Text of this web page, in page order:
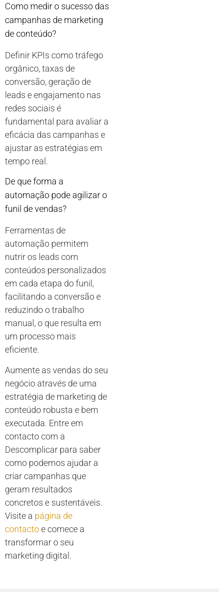
Como medir o sucesso das
campanhas de marketing
de conteúdo?
Definir KPIs como tráfego
orgânico, taxas de
conversão, geração de
leads e engajamento nas
redes sociais é
fundamental para avaliar a
eficácia das campanhas e
ajustar as estratégias em
tempo real.
De que forma a
automação pode agilizar o
funil de vendas?
Ferramentas de
automação permitem
nutrir os leads com
conteúdos personalizados
em cada etapa do funil,
facilitando a conversão e
reduzindo o trabalho
manual, o que resulta em
um processo mais
eficiente.
Aumente as vendas do seu
negócio através de uma
estratégia de marketing de
conteúdo robusta e bem
executada. Entre em
contacto com a
Descomplicar para saber
como podemos ajudar a
criar campanhas que
geram resultados
concretos e sustentáveis.
Visite a página de
contactoe comece a
transformar o seu
marketing digital.